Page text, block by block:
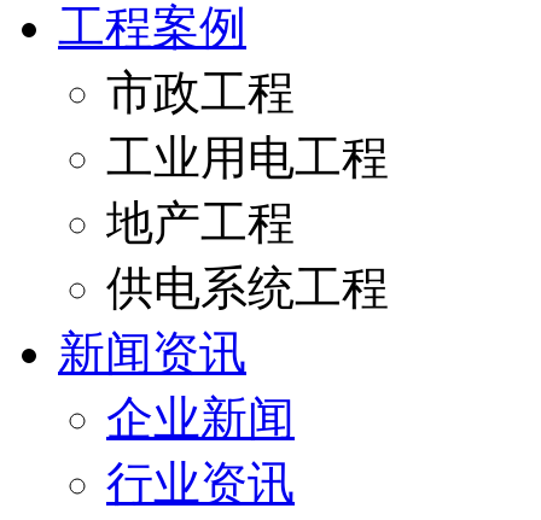
工程案例
市政工程
工业用电工程
地产工程
供电系统工程
新闻资讯
企业新闻
行业资讯